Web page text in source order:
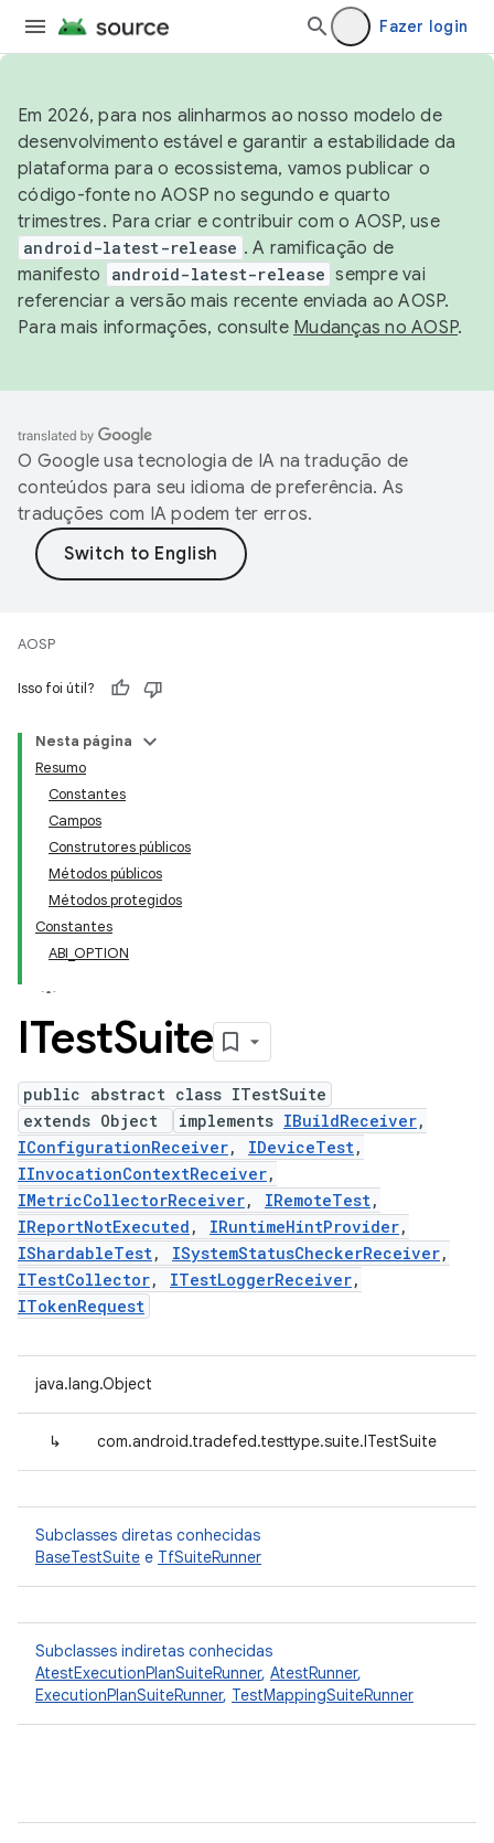
Fazer login
Em 2026, para nos alinharmos ao nosso modelo de
desenvolvimento estável e garantir a estabilidade da
plataforma para o ecossistema, vamos publicar o
código-fonte no AOSP no segundo e quarto
trimestres. Para criar e contribuir com o AOSP, use
android-latest-release . A ramificação de
manifesto
android-latest-release sempre vai
referenciar a versão mais recente enviada ao AOSP.
Para mais informações, consulte Mudanças no AOSP.
O Google usa tecnologia de IA na tradução de
conteúdos para seu idioma de preferência. As
traduções com IA podem ter erros.
AOSP
Isso foi útil?
Nesta página
Resumo
Constantes
Campos
Construtores públicos
Métodos públicos
Métodos protegidos
Constantes
ABI_OPTION
ITestSuite
public abstract class ITestSuite
extends Object
implements IBuildReceiver,
IConfigurationReceiver, IDeviceTest,
IInvocationContextReceiver,
IMetricCollectorReceiver, IRemoteTest,
IReportNotExecuted , IRuntimeHintProvider,
IShardableTest, ISystemStatusCheckerReceiver,
ITestCollector, ITestLoggerReceiver,
ITokenRequest
java.lang.Object
↳ com.android.tradefed.testtype.suite.ITestSuite
Subclasses diretas conhecidas
BaseTestSuite e TfSuiteRunner
Subclasses indiretas conhecidas
AtestExecutionPlanSuiteRunner, AtestRunner,
ExecutionPlanSuiteRunner, TestMappingSuiteRunner